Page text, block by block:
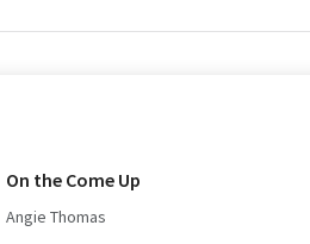
On the Come Up
Angie Thomas